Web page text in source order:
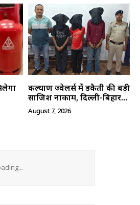
SUBSCRIBE NOW
कल्याण ज्वेलर्स में डकैती की बड़ी
साजिश नाकाम, दिल्ली-बिहार...
August 7, 2026